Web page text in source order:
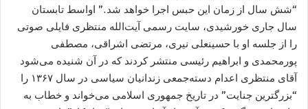
“شش سال از زمان این حبس اجرا خواهد شد.” اواسط تابستان
سال جاری خورشیدی، سایت رسمی آیت‌الله منتظری فایلی صوتی
را از جلسه او با حسینعلی نیری، مرتضی اشراقی، مصطفی
پورمحمدی و ابراهیم رئیسی منتشر کردند که در آن شنیده می‌شود
آقای منتظری اعدام دسته‌جمعی زندانیان سیاسی در سال ۱۳۶۷ را
“بزرگترین جنایت” در تاریخ جمهوری اسلامی می‌خواند و خطاب به